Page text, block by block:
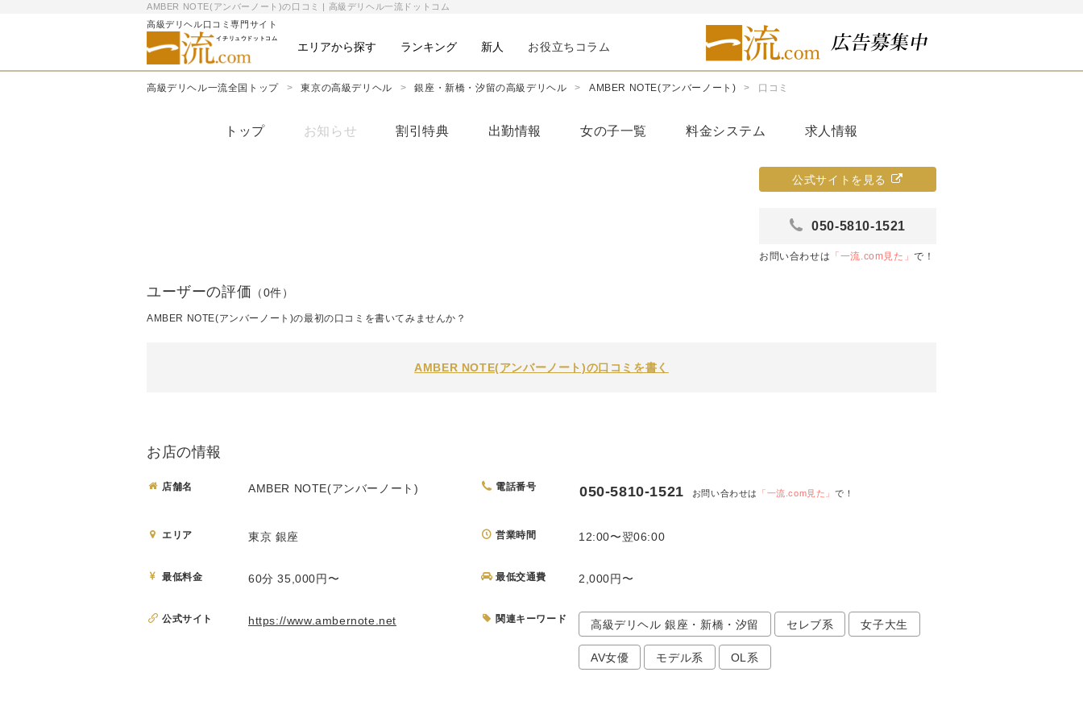
AMBER NOTE(アンバーノート)の口コミ | 高級デリヘル一流ドットコム
高級デリヘル口コミ専門サイト
イチリュウドットコム
エリアから探す ランキング 新人 お役立ちコラム
高級デリヘル一流全国トップ 東京の高級デリヘル 銀座・新橋・汐留の高級デリヘル AMBER NOTE(アンバーノート) 口コミ
トップ お知らせ 割引特典 出勤情報 女の子一覧 料金システム 求人情報
公式サイトを見る
050-5810-1521
お問い合わせは 「一流.com見た」で！
ユーザーの評価 （0件）
AMBER NOTE(アンバーノート)の最初の口コミを書いてみませんか？
AMBER NOTE(アンバーノート)の口コミを書く
お店の情報
店舗名 AMBER NOTE(アンバーノート) 電話番号 050-5810-1521 お問い合わせは 「一流.com見た」で！
エリア 東京 銀座 営業時間 12:00〜翌06:00
最低料金 60分 35,000円〜 最低交通費 2,000円〜
公式サイト https://www.ambernote.net 関連キーワード 高級デリヘル 銀座・新橋・汐留 セレブ系 女子大生
AV女優 モデル系 OL系